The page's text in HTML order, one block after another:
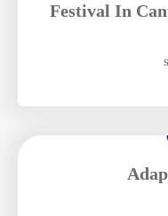
Festival In